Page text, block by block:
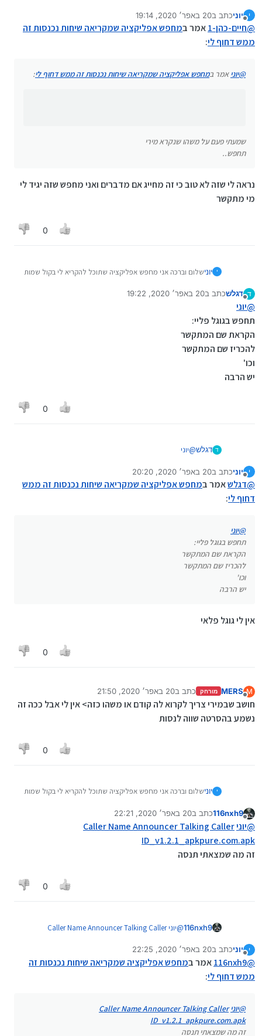
שלום וברכה אני מחפש אפליקציה שתוכל להקריא לי
בקול שמות של מי שמתקשר בשיחה נכנסת תודה
י יוניכתב ב20 באפר׳ 2020, 19:14
נערך לאחרונה על ידי
@חיים-כהן-1 אמר במחפש אפליקציה שמקריאה שיחות נכנסות זה
ממש דחוף לי:
@יוניאמר במחפש אפליקציה שמקריאה שיחות נכנסות זה ממש דחוף לי:
שמעתי פעם על משהו שנקרא מירי
תחפש..
נראה לי שזה לא טוב כי זה מחייג אם מדברים ואני מחפש שזה יגיד לי
מי מתקשר
0
י יונישלום וברכה אני מחפש אפליקציה שתוכל להקריא לי בקול שמות
(זה בסדר אם זה מדבר באנגלית)
ד
מנותק
דגלשכתב ב20 באפר׳ 2020, 19:22
נערך לאחרונה על ידי דגלש
@יוני
תחפש בגוגל פליי:
הקראת שם המתקשר
להכריז שם המתקשר
וכו'
יש הרבה
0
ד דגלש@יוני
הקראת שם המתקשר
להכריז שם המתקשר
י
מנותק
יוניכתב ב20 באפר׳ 2020, 20:20
נערך לאחרונה על ידי
@דגלשאמר במחפש אפליקציה שמקריאה שיחות נכנסות זה ממש
דחוף לי:
@יוני
תחפש בגוגל פליי:
הקראת שם המתקשר
להכריז שם המתקשר
וכו'
יש הרבה
אין לי גוגל פלאי
0
M
MERS מורחק כתב ב20 באפר׳ 2020, 21:50
נערך לאחרונה על ידי
חושב שבמירי צריך לקרוא לה קודם או משהו כזה> אין לי אבל ככה זה
נשמע בהסרטה שווה לנסות
0
י יונישלום וברכה אני מחפש אפליקציה שתוכל להקריא לי בקול שמות
(זה בסדר אם זה מדבר באנגלית)
העוזרים והמסיעים
מנותק
116nxh9כתב ב20 באפר׳ 2020, 22:21
נערך לאחרונה על ידי
@יוניCaller Name Announcer Talking Caller
ID_v1.2.1_apkpure.com.apk
זה מה שמצאתי תנסה
0
116nxh9
@יוניCaller Name Announcer Talking Caller
זה מה שמצאתי תנסה
י
מנותק
יוניכתב ב20 באפר׳ 2020, 22:25
נערך לאחרונה על ידי
@
116nxh9אמר במחפש אפליקציה שמקריאה שיחות נכנסות זה
ממש דחוף לי:
@יוני Caller Name Announcer Talking Caller
ID_v1.2.1_apkpure.com.apk
זה מה שמצאתי תנסה